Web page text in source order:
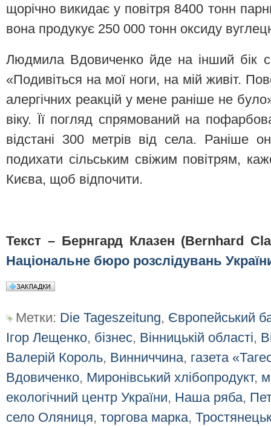
щорічно викидає у повітря 8400 тонн
вона продукує 250 000 тонн оксиду
Людмила Вдовиченко йде на інший бік
«Подивіться на мої ноги, на мій живіт.
алергічних реакцій у мене раніше не
віку. Її погляд спрямований на
відстані 300 метрів від села. Раніше
подихати сільським свіжим повітрям,
Києва, щоб відпочити.
Текст – Бернгард Клазен (Bernhard
Національне бюро розслідувань
Метки: Die Tageszeitung, Європейський
Ігор Лещенко, бізнес, Вінницькій області,
Валерій Король, Винниччина, газета
Вдовиченко, Миронівський хлібопродукт,
екологічний центр України, Наша ряба,
село Оляниця, торгова марка,